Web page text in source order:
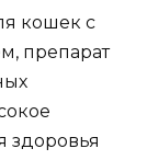
кошек с
препарат
здоровья